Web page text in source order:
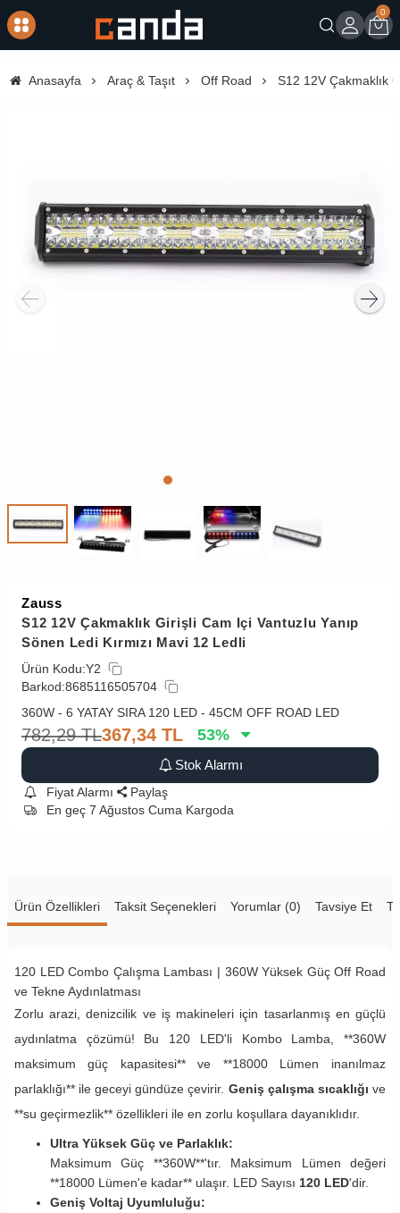
Giriş
0
Anasayfa Araç & Taşıt Off Road S12 12V Çakmaklık
Zauss
S12 12V Çakmaklık Girişli Cam Içi Vantuzlu Yanıp
Sönen Ledi Kırmızı Mavi 12 Ledli
Ürün Kodu:Y2
Barkod:8685116505704
360W - 6 YATAY SIRA 120 LED - 45CM OFF ROAD LED
782,29 TL367,34 TL 53%
Stok Alarmı
Fiyat Alarmı
Paylaş
En geç 7 Ağustos Cuma Kargoda
Ürün Özellikleri Taksit Seçenekleri Yorumlar (0) Tavsiye Et
120 LED Combo Çalışma Lambası | 360W Yüksek Güç Off Road
ve Tekne Aydınlatması
Zorlu arazi, denizcilik ve iş makineleri için tasarlanmış en güçlü
aydınlatma çözümü! Bu 120 LED'li Kombo Lamba, **360W
maksimum güç kapasitesi** ve **18000 Lümen inanılmaz
parlaklığı** ile geceyi gündüze çevirir. Geniş çalışma sıcaklığı ve
**su geçirmezlik** özellikleri ile en zorlu koşullara dayanıklıdır.
Ultra Yüksek Güç ve Parlaklık:
Maksimum Güç **360W**'tır. Maksimum Lümen değeri
**18000 Lümen'e kadar** ulaşır. LED Sayısı 120 LED'dir.
Geniş Voltaj Uyumluluğu: